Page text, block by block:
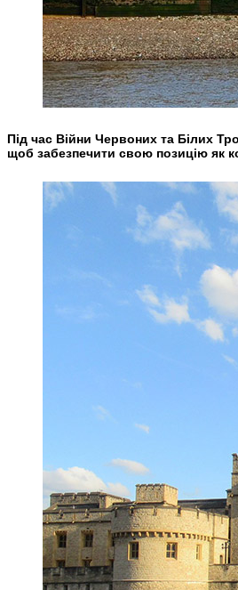
Під час Війни Червоних та Білих
щоб забезпечити свою позицію як